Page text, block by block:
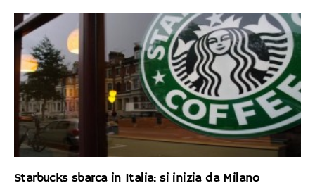
Starbucks sbarca in Italia: si inizia da Milano